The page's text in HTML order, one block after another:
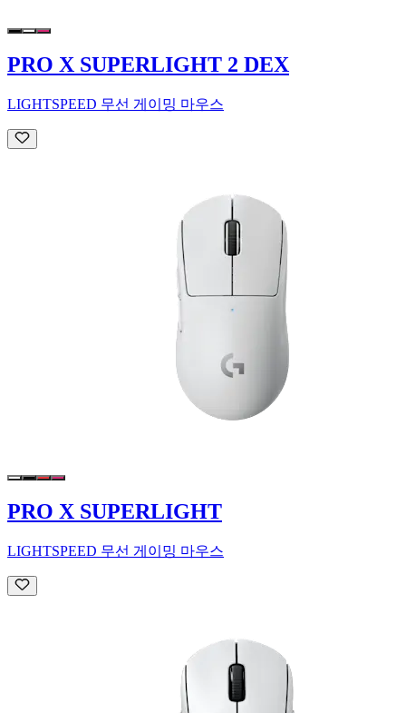
PRO X SUPERLIGHT 2 DEX
LIGHTSPEED 무선 게이밍 마우스
PRO X SUPERLIGHT
LIGHTSPEED 무선 게이밍 마우스